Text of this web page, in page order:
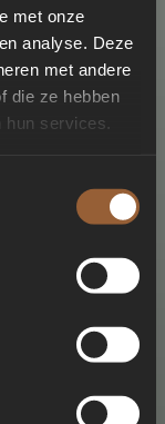
met onze
analyse. Deze
met andere
die ze hebben
hun services.